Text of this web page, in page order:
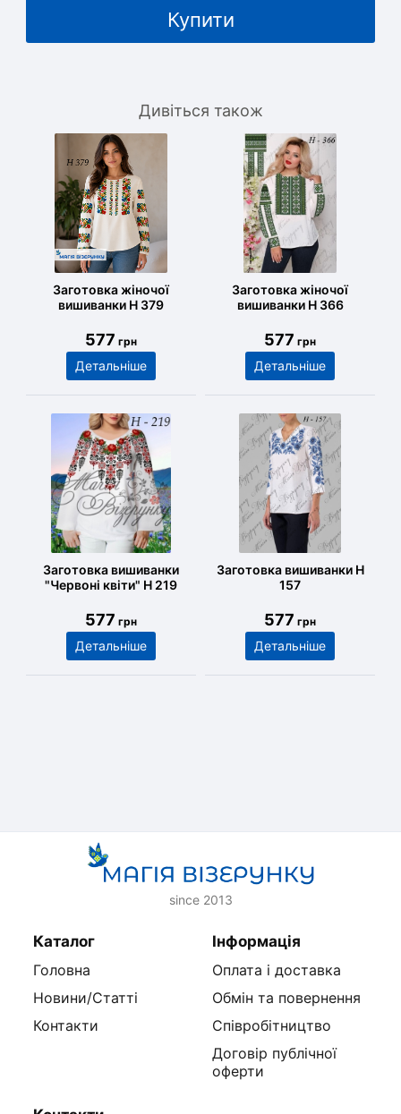
Купити
Дивіться також
Заготовка жіночої
вишиванки Н 379
577 грн
Детальніше
Заготовка жіночої
вишиванки Н 366
577 грн
Детальніше
Заготовка вишиванки
"Червоні квіти" Н 219
577 грн
Детальніше
Заготовка вишиванки Н
157
577 грн
Детальніше
since 2013
Каталог
Головна
Новини/Статті
Контакти
Інформація
Оплата і доставка
Обмін та повернення
Співробітництво
Договір публічної
оферти